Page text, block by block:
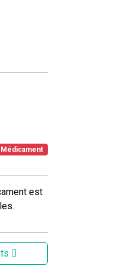
Médicament
est